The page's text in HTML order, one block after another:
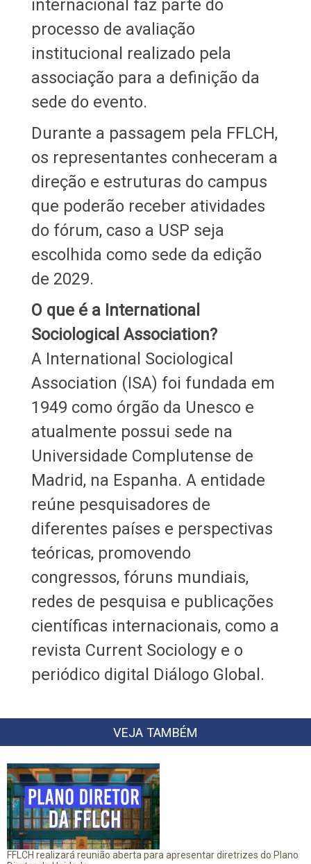
internacional faz parte do
processo de avaliação
institucional realizado pela
associação para a definição da
sede do evento.
Durante a passagem pela FFLCH,
os representantes conheceram a
direção e estruturas do campus
que poderão receber atividades
do fórum, caso a USP seja
escolhida como sede da edição
de 2029.
O que é a International
Sociological Association?
A International Sociological
Association (ISA) foi fundada em
1949 como órgão da Unesco e
atualmente possui sede na
Universidade Complutense de
Madrid, na Espanha. A entidade
reúne pesquisadores de
diferentes países e perspectivas
teóricas, promovendo
congressos, fóruns mundiais,
redes de pesquisa e publicações
científicas internacionais, como a
revista Current Sociology e o
periódico digital Diálogo Global.
VEJA TAMBÉM
FFLCH realizará reunião aberta para apresentar diretrizes do Plano